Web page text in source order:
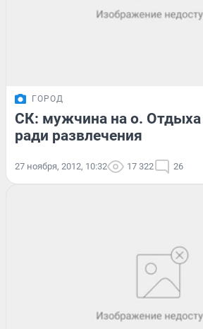
ГОРОД
СК: мужчина на о.
ради развлечения
27 ноября, 2012, 10:32 17 322 26